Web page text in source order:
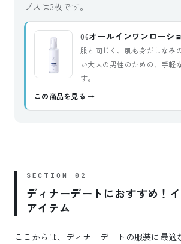
プスは3枚です。
06オールインワンローシ
服と同じく、肌も身だしなみ
い大人の男性のための、手軽
す。
この商品を見る
ディナーデートにおすすめ！
アイテム
ここからは、ディナーデートの服装に最適